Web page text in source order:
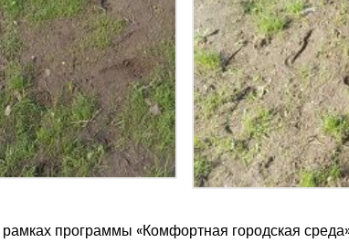
программы «Комфортная городская